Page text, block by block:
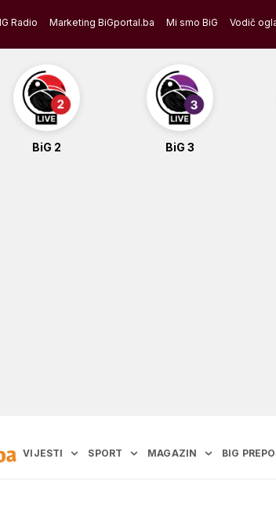
Radio Marketing BiGportal.ba Mi smo BiG Vodič
BiG 2 BiG 3
VIJESTI SPORT MAGAZIN BIG